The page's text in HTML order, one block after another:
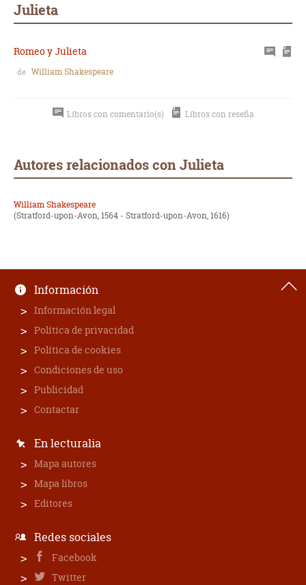
Julieta
Romeo y Julieta
de William Shakespeare
Libros con comentario(s) Libros con reseña
Autores relacionados con Julieta
William Shakespeare
(Stratford-upon-Avon, 1564 - Stratford-upon-Avon, 1616)
Información
Información legal
Política de privacidad
Política de cookies
Condiciones de uso
Publicidad
Contactar
En lecturalia
Mapa autores
Mapa libros
Editores
Redes sociales
Facebook
Twitter